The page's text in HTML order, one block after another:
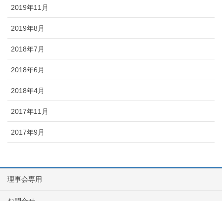
2019年11月
2019年8月
2018年7月
2018年6月
2018年4月
2017年11月
2017年9月
理事会専用